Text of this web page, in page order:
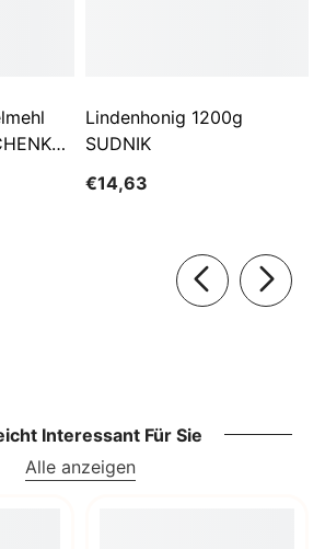
Lindenhonig 1200g
SUDNIK
€14,63
Interessant Für Sie
Alle anzeigen